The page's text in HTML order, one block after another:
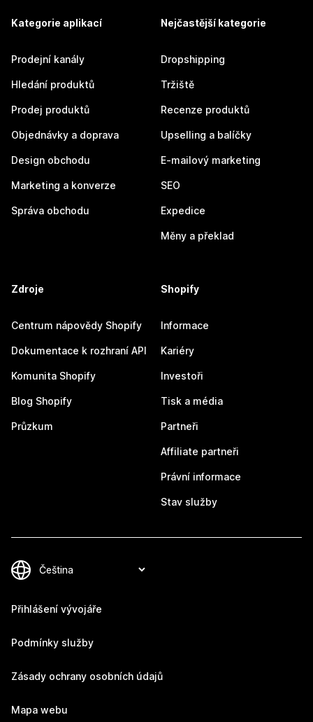
Kategorie aplikací
Prodejní kanály
Hledání produktů
Prodej produktů
Objednávky a doprava
Design obchodu
Marketing a konverze
Správa obchodu
Nejčastější kategorie
Dropshipping
Tržiště
Recenze produktů
Upselling a balíčky
E-mailový marketing
SEO
Expedice
Měny a překlad
Zdroje
Centrum nápovědy Shopify
Dokumentace k rozhraní API
Komunita Shopify
Blog Shopify
Průzkum
Shopify
Informace
Kariéry
Investoři
Tisk a média
Partneři
Affiliate partneři
Právní informace
Stav služby
Přihlášení vývojáře
Podmínky služby
Zásady ochrany osobních údajů
Mapa webu